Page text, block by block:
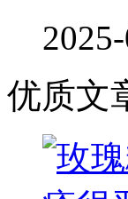
优质文